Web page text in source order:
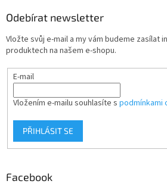
Odebírat newsletter
Vložte svůj e-mail a my vám budeme zasílat
produktech na našem e-shopu.
E-mail
Vložením e-mailu souhlasíte s podmínkami
PŘIHLÁSIT SE
Facebook